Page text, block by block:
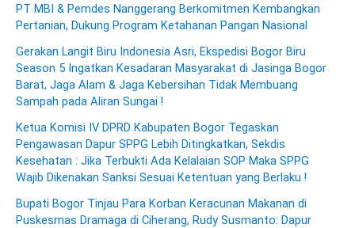
PT MBI & Pemdes Nanggerang Berkomitmen Kembangkan
Pertanian, Dukung Program Ketahanan Pangan Nasional
Gerakan Langit Biru Indonesia Asri, Ekspedisi Bogor Biru
Season 5 Ingatkan Kesadaran Masyarakat di Jasinga Bogor
Barat, Jaga Alam & Jaga Kebersihan Tidak Membuang
Sampah pada Aliran Sungai !
Ketua Komisi IV DPRD Kabupaten Bogor Tegaskan
Pengawasan Dapur SPPG Lebih Ditingkatkan, Sekdis
Kesehatan : Jika Terbukti Ada Kelalaian SOP Maka SPPG
Wajib Dikenakan Sanksi Sesuai Ketentuan yang Berlaku !
Bupati Bogor Tinjau Para Korban Keracunan Makanan di
Puskesmas Dramaga di Ciherang, Rudy Susmanto: Dapur